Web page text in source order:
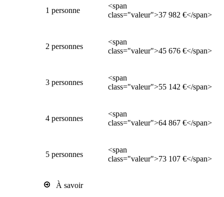
1 personne
<span
class="valeur">37 982 €</span>
2 personnes
<span
class="valeur">45 676 €</span>
3 personnes
<span
class="valeur">55 142 €</span>
4 personnes
<span
class="valeur">64 867 €</span>
5 personnes
<span
class="valeur">73 107 €</span>
À savoir